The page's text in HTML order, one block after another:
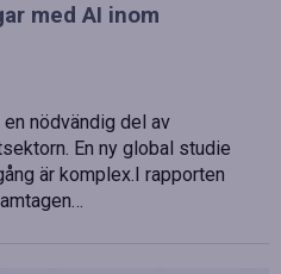
med AI inom
nödvändig del av
En ny global studie
är komplex.I rapporten